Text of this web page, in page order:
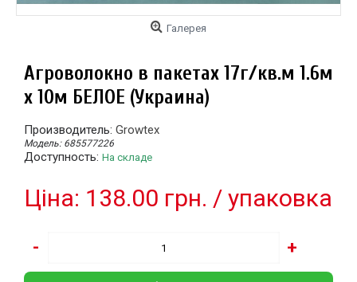
Галерея
Агроволокно в пакетах 17г/кв.м 1.6м
х 10м БЕЛОЕ (Украина)
Производитель: Growtex
Модель: 685577226
Доступность: На складе
Цiна: 138.00 грн. / упаковка
- +